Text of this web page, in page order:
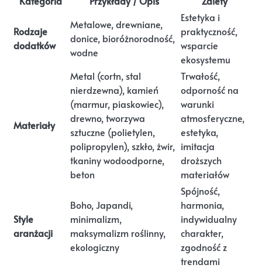
Rodzaje
dodatków
Metalowe, drewniane,
donice, bioróżnorodność,
wodne
Estetyka i
praktyczność,
wsparcie
ekosystemu
Materiały
Metal (cortn, stal
nierdzewna), kamień
(marmur, piaskowiec),
drewno, tworzywa
sztuczne (polietylen,
polipropylen), szkło, żwir,
tkaniny wodoodporne,
beton
Trwałość,
odporność na
warunki
atmosferyczne,
estetyka,
imitacja
droższych
materiałów
Style
aranżacji
Boho, Japandi,
minimalizm,
maksymalizm roślinny,
ekologiczny
Spójność,
harmonia,
indywidualny
charakter,
zgodność z
trendami